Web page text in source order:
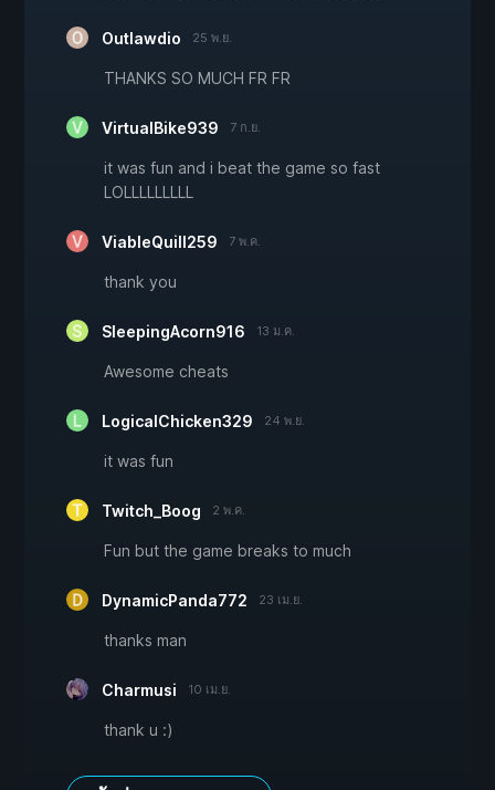
Outlawdio 25 พ.ย.
THANKS SO MUCH FR FR
VirtualBike939 7 ก.ย.
it was fun and i beat the game so fast
LOLLLLLLLLL
ViableQuill259 7 พ.ค.
thank you
SleepingAcorn916 13 ม.ค.
Awesome cheats
LogicalChicken329 24 พ.ย.
it was fun
Twitch_Boog 2 พ.ค.
Fun but the game breaks to much
DynamicPanda772 23 เม.ย.
thanks man
Charmusi 10 เม.ย.
thank u :)